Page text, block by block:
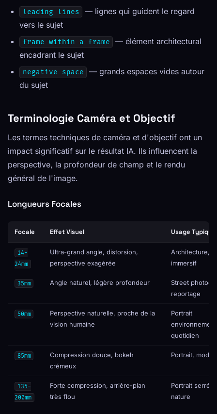
leading lines
— lignes qui guident le regard
vers le sujet
frame within a frame
— élément architectural
encadrant le sujet
negative space
— grands espaces vides autour
du sujet
Terminologie Caméra et Objectif
Les termes techniques de caméra et d'objectif ont un
impact significatif sur le résultat IA. Ils influencent la
perspective, la profondeur de champ et le rendu
général de l'image.
Longueurs Focales
Focale Effet Visuel Usage Typique
14-
24mm
Ultra-grand angle, distorsion,
perspective exagérée
Architecture,
immersif
35mm Angle naturel, légère profondeur
Street
reportage
50mm
Perspective naturelle, proche de la
vision humaine
Portrait
quotidien
85mm
Compression douce, bokeh
crémeux
Portrait, mode
135-
200mm
Forte compression, arrière-plan
très flou
Portrait serré,
nature